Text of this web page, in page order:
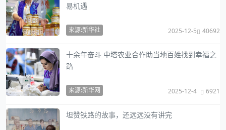
易机遇
来源:新华社 2025-12-5 40692
十余年奋斗 中塔农业合作助当地百姓找到幸福之
路
来源:新华网 2025-12-4 6921
坦赞铁路的故事，还远远没有讲完